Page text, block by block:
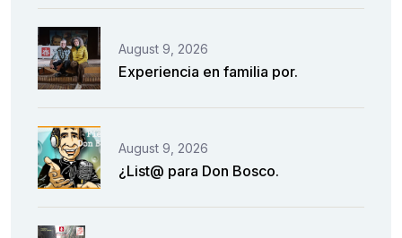
August 9, 2026
Experiencia en familia por.
August 9, 2026
¿List@ para Don Bosco.